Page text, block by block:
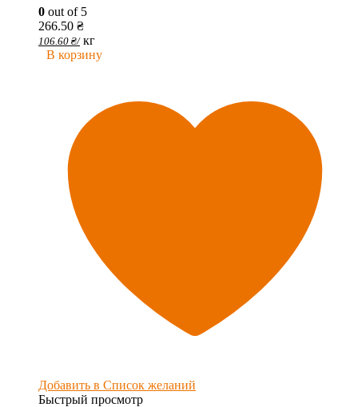
0 out of 5
266.50 ₴
106.60 ₴/ кг
В корзину
Добавить в Список желаний
Быстрый просмотр